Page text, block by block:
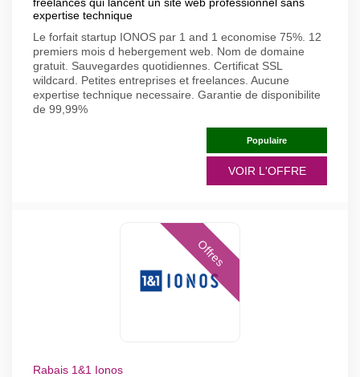
expertise technique
Le forfait startup IONOS par 1 and 1 economise 75%. 12
premiers mois d hebergement web. Nom de domaine
gratuit. Sauvegardes quotidiennes. Certificat SSL
wildcard. Petites entreprises et freelances. Aucune
expertise technique necessaire. Garantie de disponibilite
de 99,99%
Populaire
VOIR L'OFFRE
Offres
Rabais 1&1 Ionos